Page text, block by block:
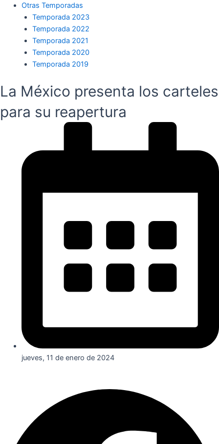
Otras Temporadas
Temporada 2023
Temporada 2022
Temporada 2021
Temporada 2020
Temporada 2019
La México presenta los carteles
para su reapertura
jueves, 11 de enero de 2024